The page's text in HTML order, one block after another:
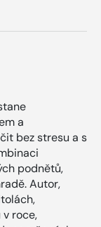
a
bez stresu a s
podnětů,
Autor,
roce,